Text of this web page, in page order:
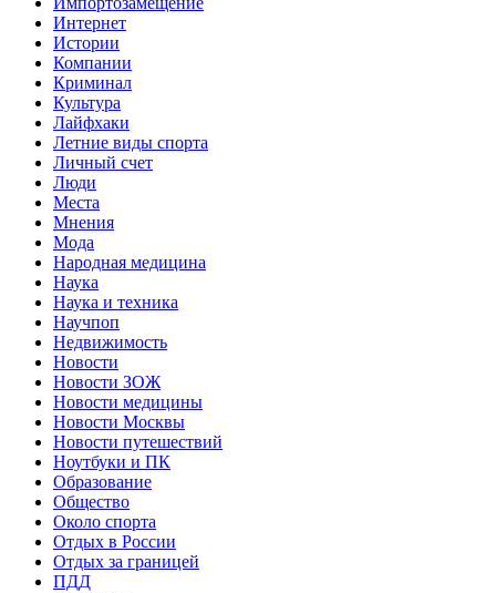
Интернет
Истории
Компании
Криминал
Культура
Лайфхаки
Летние виды спорта
Личный счет
Люди
Места
Мнения
Мода
Народная медицина
Наука
Наука и техника
Научпоп
Недвижимость
Новости
Новости ЗОЖ
Новости медицины
Новости Москвы
Новости путешествий
Ноутбуки и ПК
Образование
Общество
Около спорта
Отдых в России
Отдых за границей
ПДД